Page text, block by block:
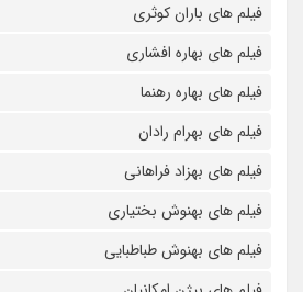
فیلم های باران کوثری
فیلم های بهاره افشاری
فیلم های بهاره رهنما
فیلم های بهرام رادان
فیلم های بهزاد فراهانی
فیلم های بهنوش بختیاری
فیلم های بهنوش طباطبایی